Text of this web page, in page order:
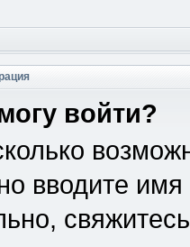
войти?
вводите